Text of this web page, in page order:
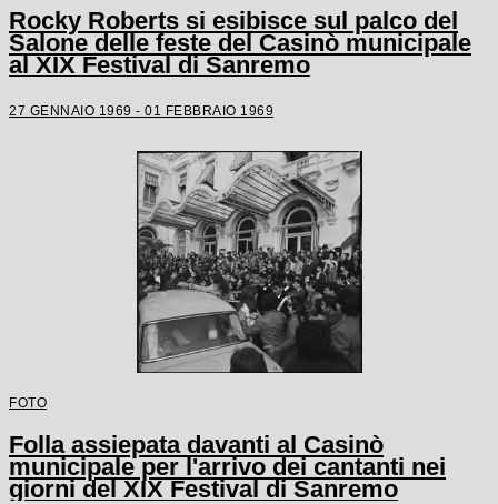
Rocky Roberts si esibisce sul palco del
Salone delle feste del Casinò municipale
al XIX Festival di Sanremo
27 GENNAIO 1969 - 01 FEBBRAIO 1969
FOTO
Folla assiepata davanti al Casinò
municipale per l'arrivo dei cantanti nei
giorni del XIX Festival di Sanremo